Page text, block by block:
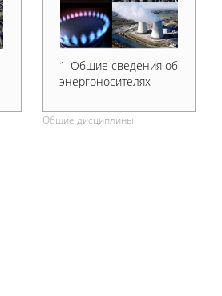
1_Общие сведения об
энергоносителях
Общие дисциплины